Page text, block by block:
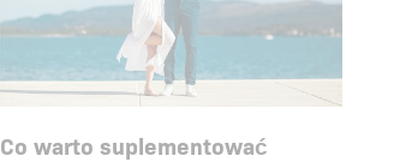
Co warto suplementować